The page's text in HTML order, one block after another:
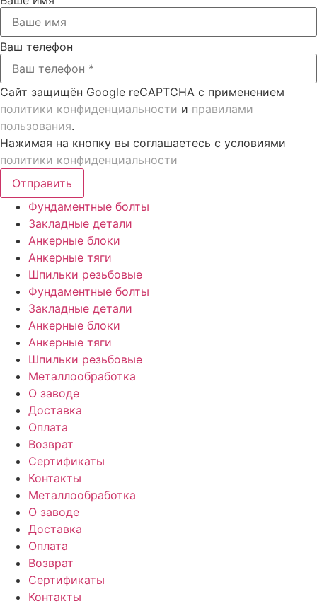
Ваш телефон
Сайт защищён Google reCAPTCHA с применением
политики конфиденциальности и правилами
пользования.
Нажимая на кнопку вы соглашаетесь с условиями
политики конфиденциальности
Отправить
Фундаментные болты
Закладные детали
Анкерные блоки
Анкерные тяги
Шпильки резьбовые
Фундаментные болты
Закладные детали
Анкерные блоки
Анкерные тяги
Шпильки резьбовые
Металлообработка
О заводе
Доставка
Оплата
Возврат
Сертификаты
Контакты
Металлообработка
О заводе
Доставка
Оплата
Возврат
Сертификаты
Контакты